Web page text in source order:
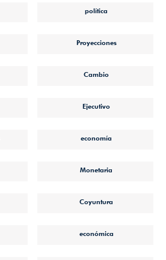
política
Proyecciones
Cambio
Ejecutivo
economía
Monetaria
Coyuntura
económica